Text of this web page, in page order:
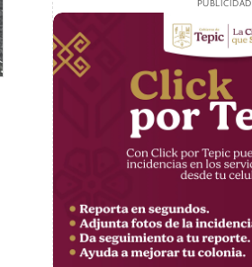
PUBLICIDAD